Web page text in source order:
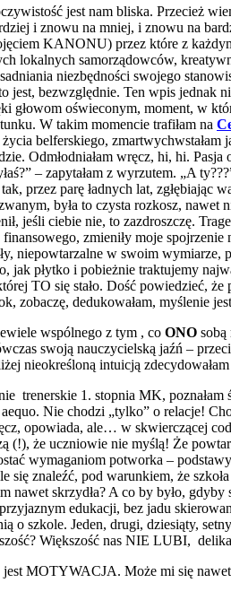
jest nam bliska. Przecież
i znowu na mniej, i znowu na
KANONU) przez które z
lokalnych samorządowców,
niezbędności swojego
jest, bezwzględnie. Ten wpis
głowom oświeconym, moment, w
W takim momencie trafiłam na
belferskiego,
Odmłodniałam wręcz, hi, hi.
– zapytałam z wyrzutem. „A
przez parę ładnych lat, zgłębiając
była to czysta rozkosz, nawet
jeśli ciebie nie, to zazdroszczę.
zmieniły moje
niepowtarzalne w swoim wymiarze,
jak płytko i pobieżnie traktujemy
TO się stało. Dość powiedzieć,
zobaczę, dedukowałam, myślenie
wspólnego z tym , co ONO sobą
swoją nauczycielską jaźń –
nieokreśloną intuicją
trenerskie 1. stopnia MK,
Nie chodzi „tylko” o relacje!
opowiada, ale… w skwierczącej
że uczniowie nie myślą! Że
wymaganiom potworka –
się znaleźć, pod warunkiem, że
skrzydła? A co by było,
edukacji, bez jadu
o szkole. Jeden, drugi, dziesiąty,
Większość nas NIE LUBI,
MOTYWACJA. Może mi się